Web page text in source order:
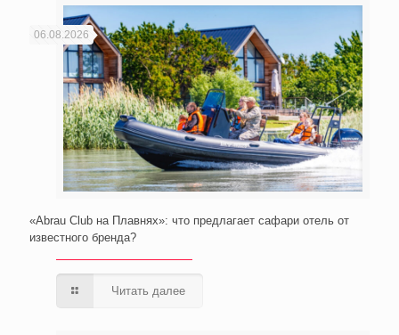
06.08.2026
«Abrau Club на Плавнях»: что предлагает сафари отель от
известного бренда?
Читать далее